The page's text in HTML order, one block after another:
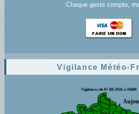
Chaque geste compte,
Vigilance Météo-